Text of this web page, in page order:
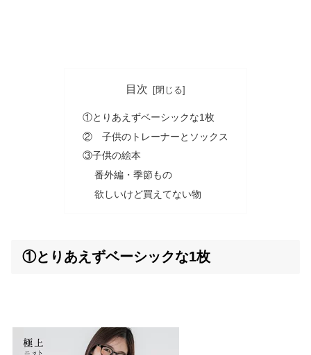
目次
①とりあえずベーシックな1枚
② 子供のトレーナーとソックス
③子供の絵本
番外編・季節もの
欲しいけど買えてない物
①とりあえずベーシックな1枚